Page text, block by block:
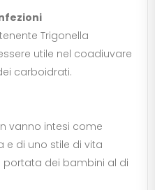
Trigonella
utile nel coadiuvare
carboidrati.
vanno intesi come
e di uno stile di vita
portata dei bambini al di